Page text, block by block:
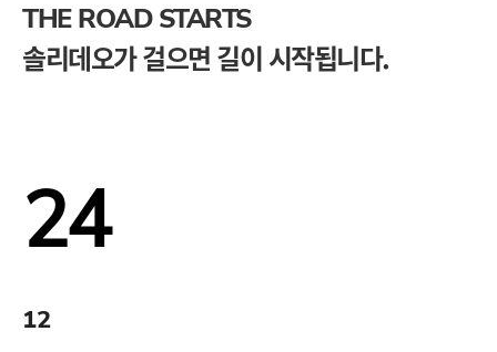
THE ROAD STARTS
솔리데오가 걸으면 길이 시작됩니다.
24
12